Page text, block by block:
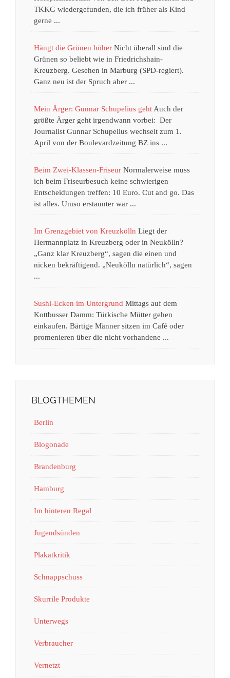
TKKG wiedergefunden, die ich früher als Kind
gerne ...
Hängt die Grünen höher Nicht überall sind die
Grünen so beliebt wie in Friedrichshain-
Kreuzberg. Gesehen in Marburg (SPD-regiert).
Ganz neu ist der Spruch aber ...
Mein Ärger: Gunnar Schupelius geht Auch der
größte Ärger geht irgendwann vorbei: Der
Journalist Gunnar Schupelius wechselt zum 1.
April von der Boulevardzeitung BZ ins ...
Beim Zwei-Klassen-Friseur Normalerweise muss
ich beim Friseurbesuch keine schwierigen
Entscheidungen treffen: 10 Euro. Cut and go. Das
ist alles. Umso erstaunter war ...
Im Grenzgebiet von Kreuzkölln Liegt der
Hermannplatz in Kreuzberg oder in Neukölln?
„Ganz klar Kreuzberg“, sagen die einen und
nicken bekräftigend. „Neukölln natürlich“, sagen
...
Sushi-Ecken im Untergrund Mittags auf dem
Kottbusser Damm: Türkische Mütter gehen
einkaufen. Bärtige Männer sitzen im Café oder
promenieren über die nicht vorhandene ...
BLOGTHEMEN
Berlin
Blogonade
Brandenburg
Hamburg
Im hinteren Regal
Jugendsünden
Plakatkritik
Schnappschuss
Skurrile Produkte
Unterwegs
Verbraucher
Vernetzt